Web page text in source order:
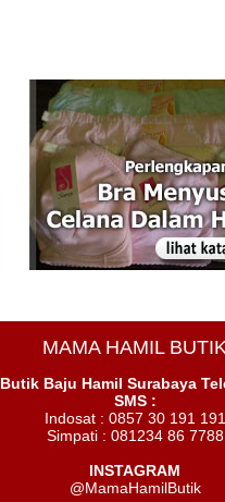
MAMA HAMIL
Butik Baju Hamil Surabaya
SMS :
Indosat : 0857 30 191 191
Simpati : 081234 86 7788
INSTAGRAM
@MamaHamilButik